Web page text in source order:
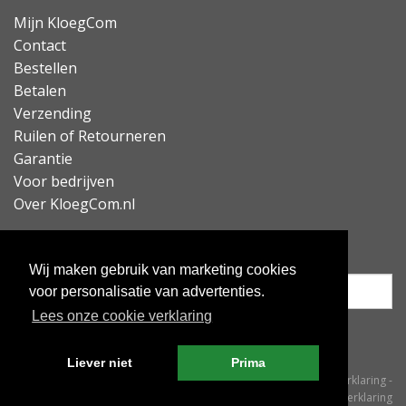
Wij maken gebruik van marketing cookies
voor personalisatie van advertenties.
Lees onze cookie verklaring
Liever niet Prima
Mijn KloegCom
Contact
Bestellen
Betalen
Verzending
Ruilen of Retourneren
Garantie
Voor bedrijven
Over KloegCom.nl
Algemene voorwaarden-Cookieverklaring-
Privacyverklaring